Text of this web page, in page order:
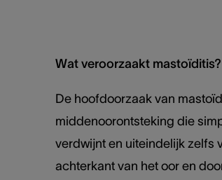
Wat veroorzaakt mastoïditis?
De hoofdoorzaak van
middenoorontsteking die
verdwijnt en uiteindelijk zelfs
achterkant van het oor en